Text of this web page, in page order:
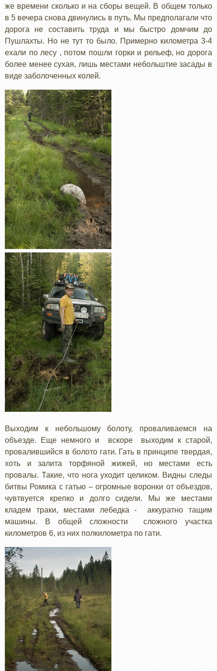
же времени сколько и на сборы вещей. В общем только
в 5 вечера снова двинулись в путь. Мы предполагали что
дорога не составить труда и мы быстро домчим до
Пушлахты. Но не тут то было. Примерно километра 3-4
ехали по лесу , потом пошли горки и рельеф, но дорога
более менее сухая, лишь местами небольштие засады в
виде заболоченных колей.
Выходим к небольшому болоту, проваливаемся на
объезде. Еще немного и вскоре выходим к старой,
провалившийся в болото гати. Гать в принципе твердая,
хоть и залита торфяной жижей, но местами есть
провалы. Такие, что нога уходит целиком. Видны следы
битвы Ромика с гатью – огромные воронки от объездов,
чувтвуется крепко и долго сидели. Мы же местами
кладем траки, местами лебедка - аккуратно тащим
машины. В общей сложности сложного участка
километров 6, из них полкилометра по гати.